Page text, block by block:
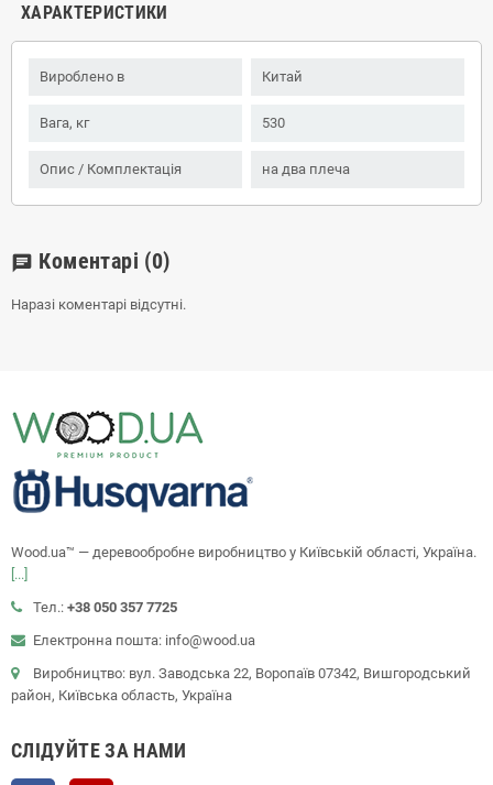
ХАРАКТЕРИСТИКИ
Вироблено в Китай
Вага, кг 530
Опис / Комплектація на два плеча
chat Коментарі (0)
Наразі коментарі відсутні.
Wood.ua™ — деревообробне виробництво у Київській області, Україна.
[...]
Тел.: +38 050 357 7725
Електронна пошта: info@wood.ua
Виробництво: вул. Заводська 22, Воропаїв 07342, Вишгородський
район, Київська область, Україна
СЛІДУЙТЕ ЗА НАМИ